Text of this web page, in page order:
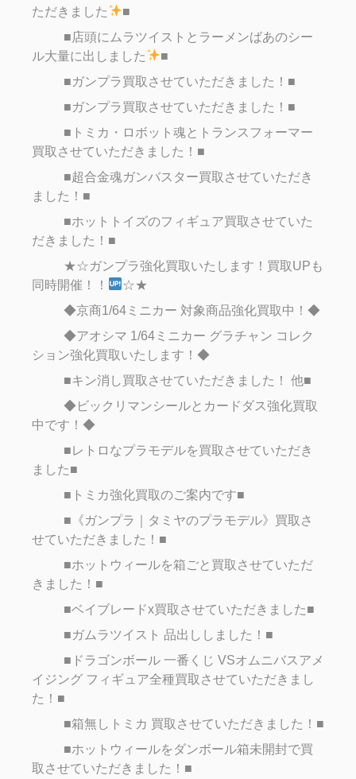
ただきました
■
■店頭にムラツイストとラーメンばあのシー
ル大量に出しました
■
■ガンプラ買取させていただきました！■
■ガンプラ買取させていただきました！■
■トミカ・ロボット魂とトランスフォーマー
買取させていただきました！■
■超合金魂ガンバスター買取させていただき
ました！■
■ホットトイズのフィギュア買取させていた
だきました！■
★☆ガンプラ強化買取いたします！買取UPも
同時開催！！
☆★
◆京商1/64ミニカー 対象商品強化買取中！◆
◆アオシマ 1/64ミニカー グラチャン コレク
ション強化買取いたします！◆
■キン消し買取させていただきました！ 他■
◆ビックリマンシールとカードダス強化買取
中です！◆
■レトロなプラモデルを買取させていただき
ました■
■トミカ強化買取のご案内です■
■《ガンプラ｜タミヤのプラモデル》買取さ
せていただきました！■
■ホットウィールを箱ごと買取させていただ
きました！■
■ベイブレードx買取させていただきました■
■ガムラツイスト 品出ししました！■
■ドラゴンボール 一番くじ VSオムニバスアメ
イジング フィギュア全種買取させていただきまし
た！■
■箱無しトミカ 買取させていただきました！■
■ホットウィールをダンボール箱未開封で買
取させていただきました！■